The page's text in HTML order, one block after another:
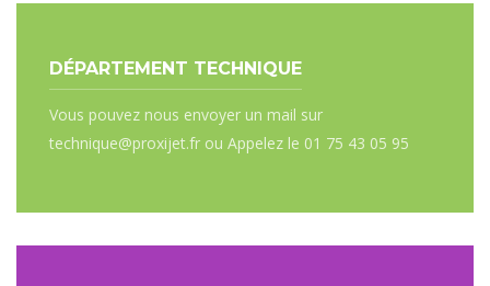
DÉPARTEMENT TECHNIQUE
Vous pouvez nous envoyer un mail sur
technique@proxijet.fr ou Appelez le 01 75 43 05 95